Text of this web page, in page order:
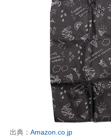
出典： Amazon.co.jp